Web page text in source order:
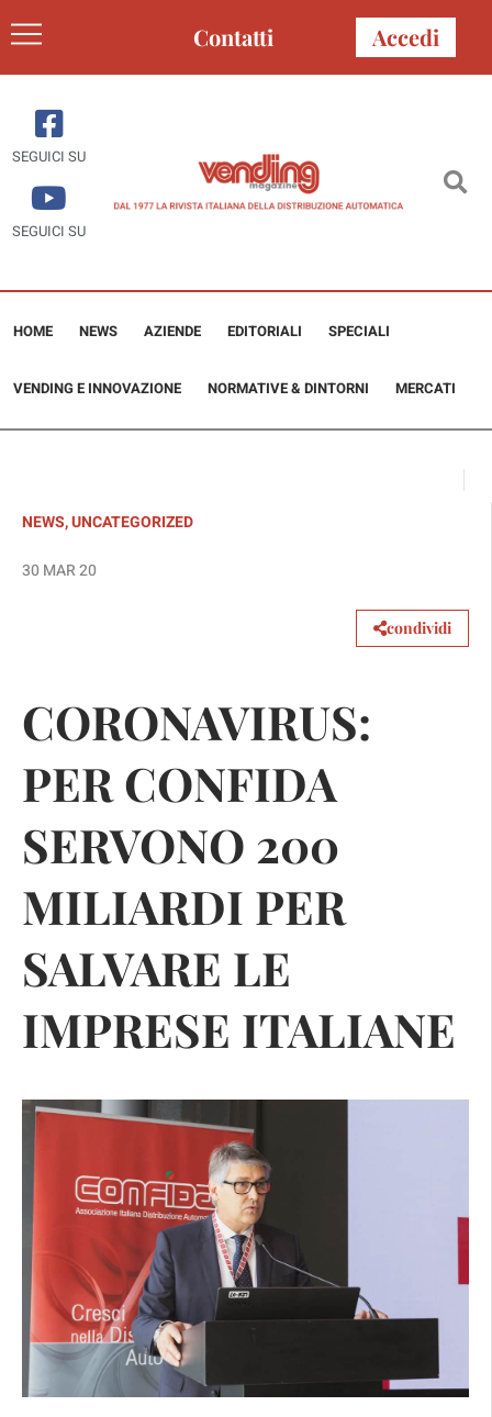
Contatti Accedi
SEGUICI SU
SEGUICI SU
HOME NEWS AZIENDE EDITORIALI SPECIALI
VENDING E INNOVAZIONE NORMATIVE & DINTORNI MERCATI
NEWS,UNCATEGORIZED
30 MAR 20
condividi
CORONAVIRUS:
PER CONFIDA
SERVONO 200
MILIARDI PER
SALVARE LE
IMPRESE ITALIANE